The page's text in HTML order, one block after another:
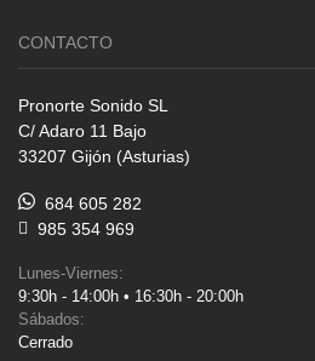
CONTACTO
Pronorte Sonido SL
C/ Adaro 11 Bajo
33207 Gijón (Asturias)
684 605 282
985 354 969
Lunes-Viernes:
9:30h - 14:00h • 16:30h - 20:00h
Sábados:
Cerrado